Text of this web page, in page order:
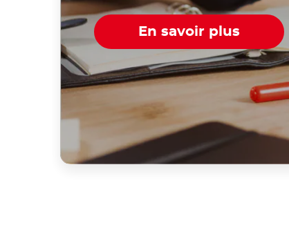
En savoir plus